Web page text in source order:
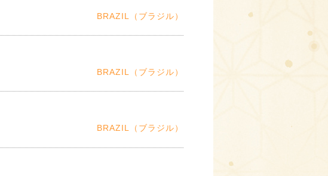
BRAZIL（ブラジル）
BRAZIL（ブラジル）
BRAZIL（ブラジル）